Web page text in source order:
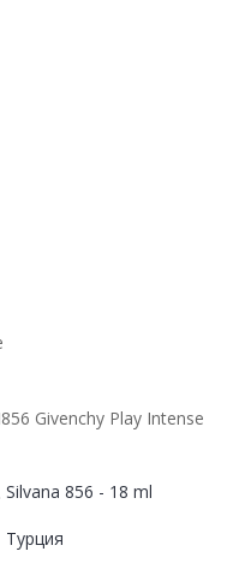
Givenchy Play Intense
Silvana 856 - 18 ml
Турция